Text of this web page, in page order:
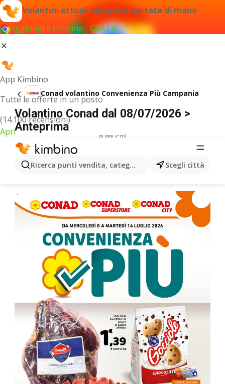
Volantini attuali sempre a portata di mano
Aggiungi a Chrome - GRATIS
App Kimbino
Tutte le offerte in un posto
(14.100 recensioni)
Apri
Ricerca punti vendita, categorie, prodotti...Scegli città
Conad volantino Convenienza Più Campania
Volantino Conad dal 08/07/2026 >
Anteprima
PUBBLICITÀ